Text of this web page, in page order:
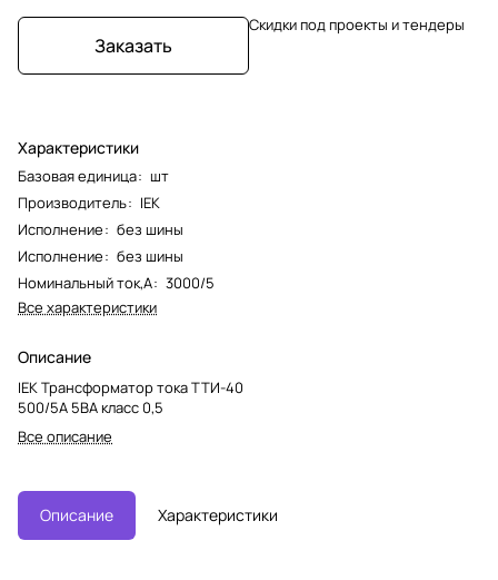
Заказать
Характеристики
Базовая единица: шт
Производитель: IEK
Исполнение: без шины
Исполнение: без шины
Номинальный ток,А: 3000/5
Все характеристики
Описание
IEK Трансформатор тока ТТИ-40
500/5А 5ВА класс 0,5
Все описание
Скидки под проекты и тендеры
Описание Характеристики